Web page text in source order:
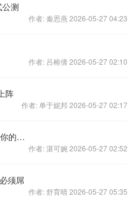
公测
作者: 秦思燕 2026-05-27 04:23
作者: 吕榕倩 2026-05-27 02:10
阵
作者: 单于妮邦 2026-05-27 02:17
无敌提升篇《英雄战魂OL》打造你的决斗盛宴
作者: 湛可婉 2026-05-27 02:52
须屌
作者: 舒育晴 2026-05-27 05:35